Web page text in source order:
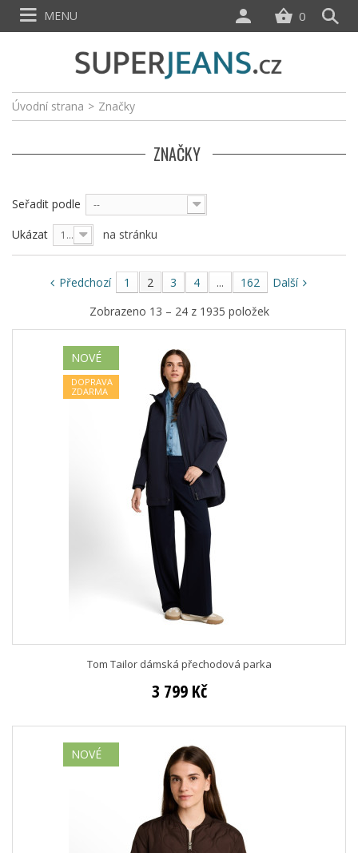
Úvodní strana > Značky
ZNAČKY
Seřadit podle --
Ukázat 12 na stránku
Předchozí 1 2 3 4 ... 162
Další
Zobrazeno 13 – 24 z 1935 položek
NOVÉ
DOPRAVA
ZDARMA
Tom Tailor dámská přechodová parka
3 799 Kč
NOVÉ
0
MENU